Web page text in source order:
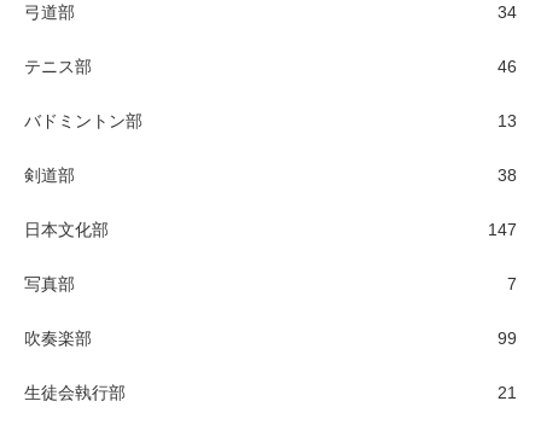
弓道部 34
テニス部 46
バドミントン部 13
剣道部 38
日本文化部 147
写真部 7
吹奏楽部 99
生徒会執行部 21